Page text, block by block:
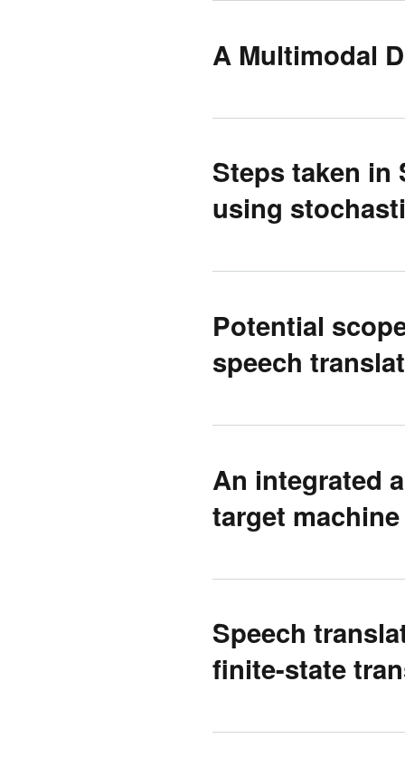
A Multimodal
Steps taken in
using
Potential
speech
An integrated
target
Speech
finite-state